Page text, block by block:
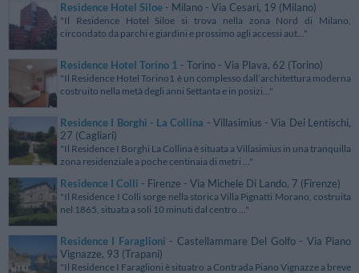
Residence Hotel Siloe - Milano - Via Cesari, 19 (Milano)
"Il Residence Hotel Siloe si trova nella zona Nord di Milano,
circondato da parchi e giardini e prossimo agli accessi aut..."
Residence Hotel Torino 1 - Torino - Via Plava, 62 (Torino)
"Il Residence Hotel Torino1 è un complesso dall’architettura moderna
costruito nella metà degli anni Settanta e in posizi..."
Residence I Borghi - La Collina - Villasimius - Via Dei Lentischi,
27 (Cagliari)
"Il Residence I Borghi La Collina è situata a Villasimius in una tranquilla
zona residenziale a poche centinaia di metri ..."
Residence I Colli - Firenze - Via Michele Di Lando, 7 (Firenze)
"Il Residence I Colli sorge nella storica Villa Pignatti Morano, costruita
nel 1865, situata a soli 10 minuti dal centro ..."
Residence I Faraglioni - Castellammare Del Golfo - Via Piano
Vignazze, 93 (Trapani)
"Il Residence I Faraglioni è situatro a Contrada Piano Vignazze a breve